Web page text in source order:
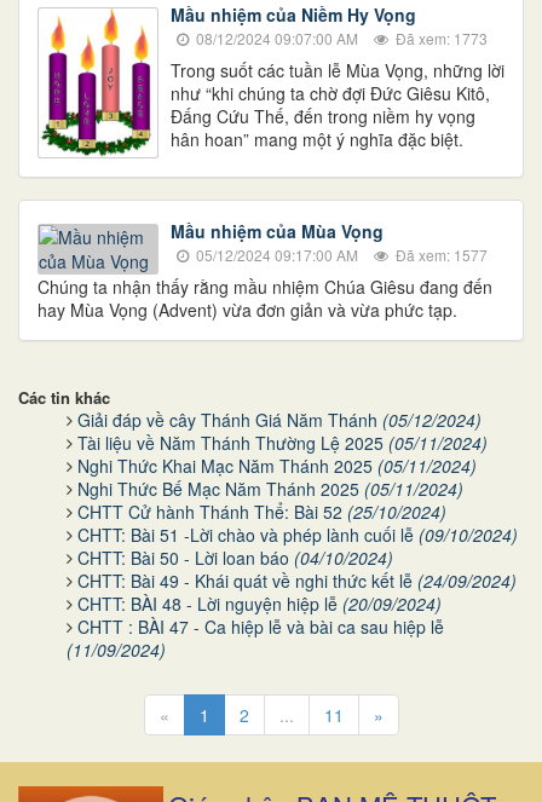
Mầu nhiệm của Niềm Hy Vọng
08/12/2024 09:07:00 AM Đã xem: 1773
Trong suốt các tuần lễ Mùa Vọng, những lời
như “khi chúng ta chờ đợi Đức Giêsu Kitô,
Đấng Cứu Thế, đến trong niềm hy vọng
hân hoan” mang một ý nghĩa đặc biệt.
Mầu nhiệm của Mùa Vọng
05/12/2024 09:17:00 AM Đã xem: 1577
Chúng ta nhận thấy rằng mầu nhiệm Chúa Giêsu đang đến
hay Mùa Vọng (Advent) vừa đơn giản và vừa phức tạp.
Các tin khác
Giải đáp về cây Thánh Giá Năm Thánh (05/12/2024)
Tài liệu về Năm Thánh Thường Lệ 2025 (05/11/2024)
Nghi Thức Khai Mạc Năm Thánh 2025 (05/11/2024)
Nghi Thức Bế Mạc Năm Thánh 2025 (05/11/2024)
CHTT Cử hành Thánh Thể: Bài 52 (25/10/2024)
CHTT: Bài 51 -Lời chào và phép lành cuối lễ (09/10/2024)
CHTT: Bài 50 - Lời loan báo (04/10/2024)
CHTT: Bài 49 - Khái quát về nghi thức kết lễ (24/09/2024)
CHTT: BÀI 48 - Lời nguyện hiệp lễ (20/09/2024)
CHTT : BÀI 47 - Ca hiệp lễ và bài ca sau hiệp lễ
(11/09/2024)
« 1 2 ... 11 »